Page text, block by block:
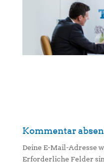
Kommentar
Deine E-Mail-Adresse
Erforderliche Felder